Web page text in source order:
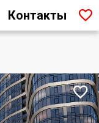
Контакты 
